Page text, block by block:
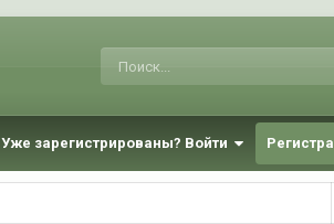
Уже зарегистрированы? Войти